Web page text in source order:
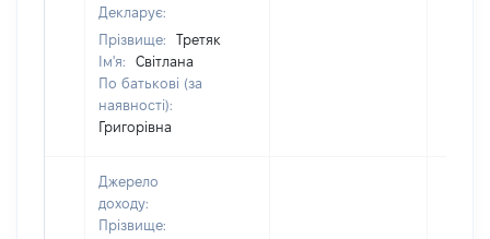
Декларує:
Прізвище:
Третяк
Ім'я:
Світлана
По батькові (за
наявності):
Григорівна
Джерело
доходу:
Прізвище: